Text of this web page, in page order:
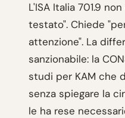
L'ISA Italia 701.9
testato". Chiede
attenzione". La
sanzionabile: la
studi per KAM che
senza spiegare la
le ha rese